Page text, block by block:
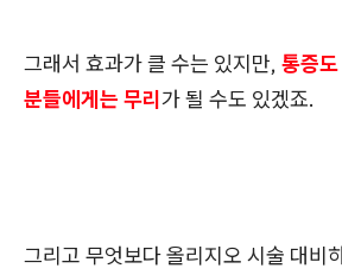
그래서 효과가 클 수는 있지만, 통증
분들에게는 무리가 될 수도 있겠죠.
그리고 무엇보다 올리지오 시술 대비